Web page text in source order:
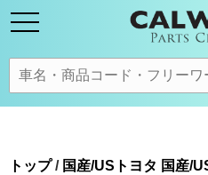
トップ/ 国産/USトヨタ 国産/